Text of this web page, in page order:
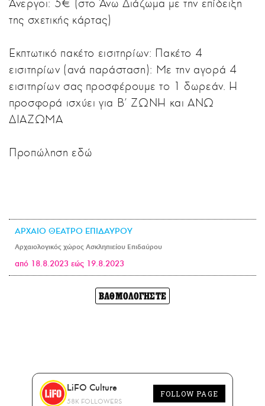
Άνεργοι: 5€ (στο Άνω Διάζωμα με την επίδειξη
της σχετικής κάρτας)
Εκπτωτικό πακέτο εισιτηρίων: Πακέτο 4
εισιτηρίων (ανά παράσταση): Με την αγορά 4
εισιτηρίων σας προσφέρουμε το 1 δωρεάν. Η
προσφορά ισχύει για Β' ΖΩΝΗ και ΑΝΩ
ΔΙΑΖΩΜΑ
Προπώληση εδώ
ΑΡΧΑΙΟ ΘΕΑΤΡΟ ΕΠΙΔΑΥΡΟΥ
Αρχαιολογικός χώρος Ασκληπιείου Επιδαύρου
από 18.8.2023 εώς 19.8.2023
ΒΑΘΜΟΛΟΓΗΣΤΕ
LiFO Culture
58K FOLLOWERS
FOLLOW PAGE